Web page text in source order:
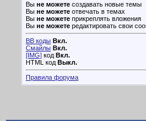
Вы не можете создавать новые темы
Вы не можете отвечать в темах
Вы не можете прикреплять вложения
Вы не можете редактировать свои
BB коды Вкл.
Смайлы Вкл.
[IMG] код Вкл.
HTML код Выкл.
Правила форума